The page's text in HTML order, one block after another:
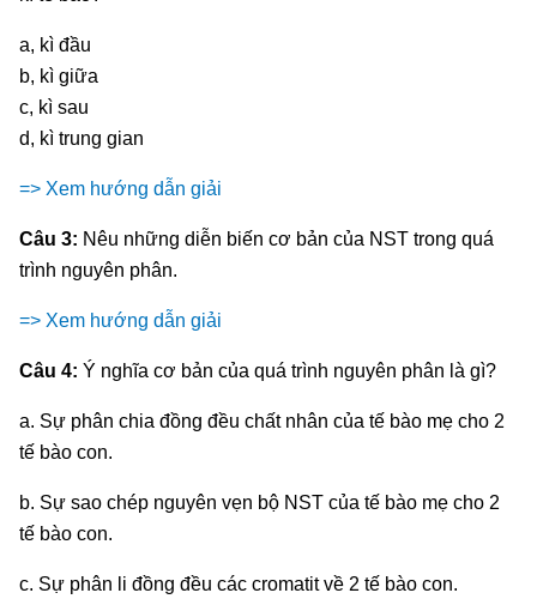
a, kì đầu
b, kì giữa
c, kì sau
d, kì trung gian
=> Xem hướng dẫn giải
Câu 3: Nêu những diễn biến cơ bản của NST trong quá
trình nguyên phân.
=> Xem hướng dẫn giải
Câu 4: Ý nghĩa cơ bản của quá trình nguyên phân là gì?
a. Sự phân chia đồng đều chất nhân của tế bào mẹ cho 2
tế bào con.
b. Sự sao chép nguyên vẹn bộ NST của tế bào mẹ cho 2
tế bào con.
c. Sự phân li đồng đều các cromatit về 2 tế bào con.